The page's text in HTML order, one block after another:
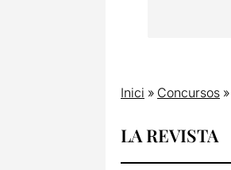
Inici » Concursos»
LA REVISTA